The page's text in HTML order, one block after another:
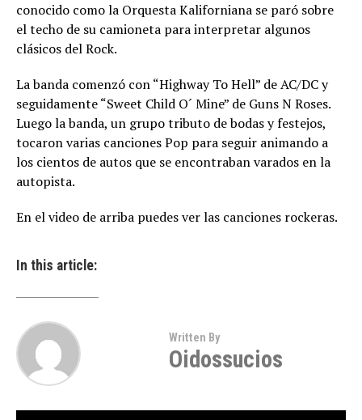
conocido como la Orquesta Kaliforniana se paró sobre
el techo de su camioneta para interpretar algunos
clásicos del Rock.
La banda comenzó con “Highway To Hell” de AC/DC y
seguidamente “Sweet Child O´ Mine” de Guns N Roses.
Luego la banda, un grupo tributo de bodas y festejos,
tocaron varias canciones Pop para seguir animando a
los cientos de autos que se encontraban varados en la
autopista.
En el video de arriba puedes ver las canciones rockeras.
In this article:
Written By
Oidossucios